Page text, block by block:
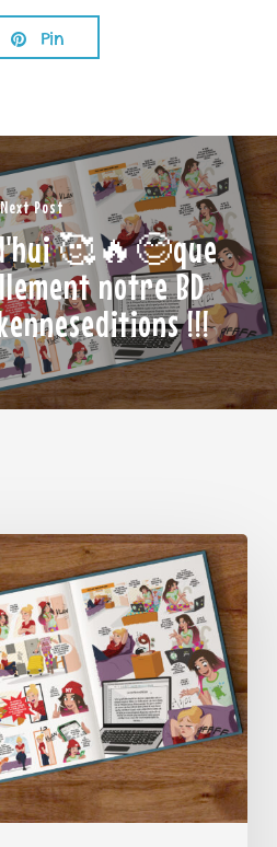
Pin
Next Post
🥰🔥😊que
notre BD
!!!